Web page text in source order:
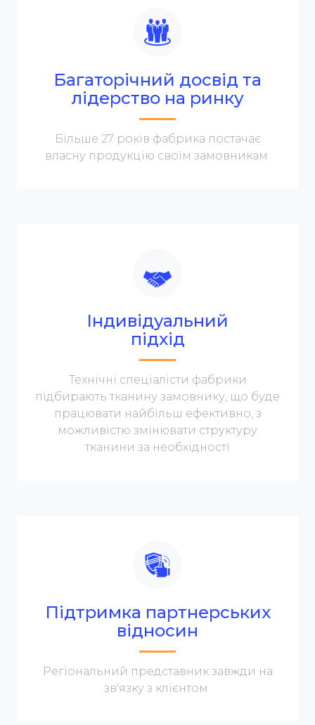
Багаторічний досвід та
лідерство на ринку
Більше 27 років фабрика постачає
власну продукцію своїм замовникам
Індивідуальний
підхід
Технічні спеціалісти фабрики
підбирають тканину замовнику, що буде
працювати найбільш ефективно, з
можливістю змінювати структуру
тканини за необхідності
Підтримка партнерських
відносин
Регіональний представник завжди на
зв'язку з клієнтом